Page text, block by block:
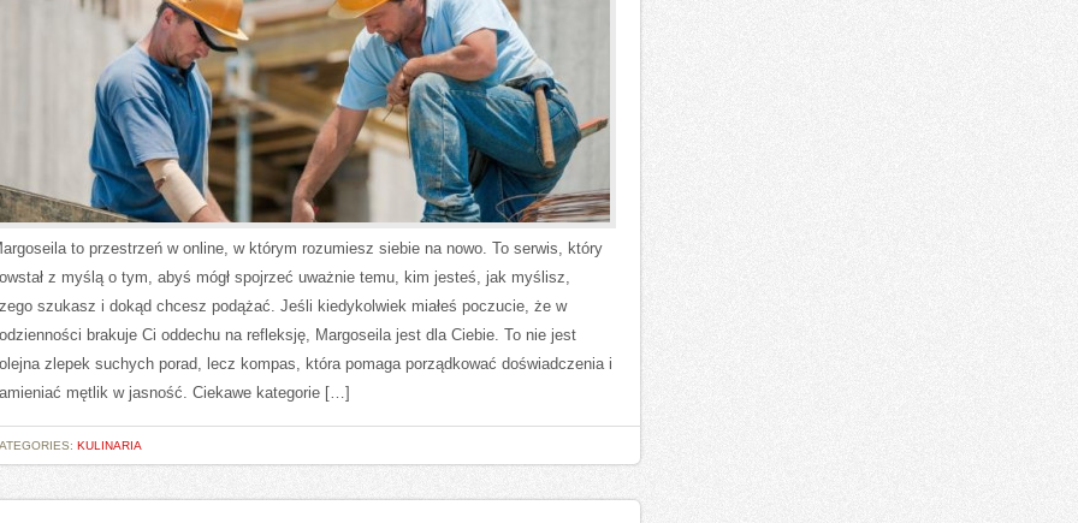
to przestrzeń w online, w którym rozumiesz siebie na nowo. To serwis, który
z myślą o tym, abyś mógł spojrzeć uważnie temu, kim jesteś, jak myślisz,
szukasz i dokąd chcesz podążać. Jeśli kiedykolwiek miałeś poczucie, że w
brakuje Ci oddechu na refleksję, Margoseila jest dla Ciebie. To nie jest
zlepek suchych porad, lecz kompas, która pomaga porządkować doświadczenia i
mętlik w jasność. Ciekawe kategorie […]
KULINARIA